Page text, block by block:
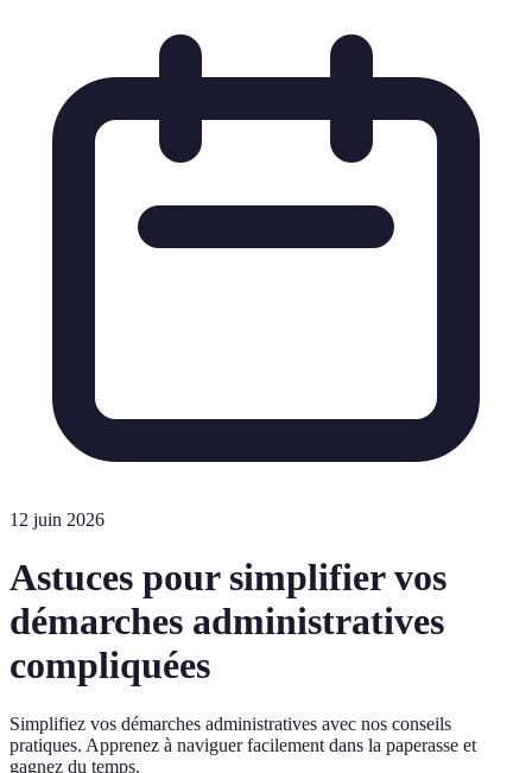
12 juin 2026
Astuces pour simplifier vos
démarches administratives
compliquées
Simplifiez vos démarches administratives avec nos conseils
pratiques. Apprenez à naviguer facilement dans la paperasse et
gagnez du temps.